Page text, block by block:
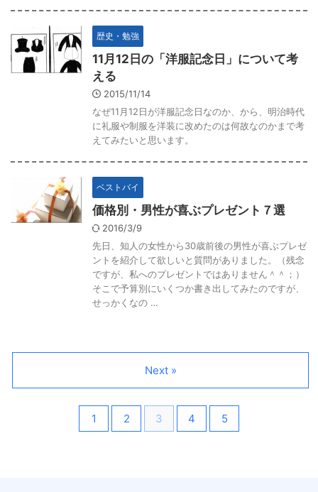
歴史・勉強
11月12日の「洋服記念日」について考
える
2015/11/14
なぜ11月12日が洋服記念日なのか、から、明治時代
に礼服や制服を洋装に改めたのは何故なのかまで考
えてみたいと思います。
ベストバイ
価格別・男性が喜ぶプレゼント７選
2016/3/9
先日、知人の女性から30歳前後の男性が喜ぶプレゼ
ントを紹介して欲しいと質問がありました。（残念
ですが、私へのプレゼントではありません＾＾；）
そこで予算別にいくつか書き出してみたのですが、
せっかくなの …
1 2 3 4 5
Next »